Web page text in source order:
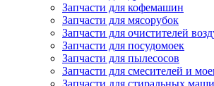
Запчасти для кофемашин
Запчасти для мясорубок
Запчасти для очистителей
Запчасти для посудомоек
Запчасти для пылесосов
Запчасти для смесителей и
Запчасти для стиральных